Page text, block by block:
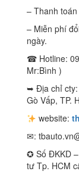
– Thanh
– Miễn phí
ngày.
☎ Hotline:
Mr:Bình )
➥ Địa chỉ cty:
Gò Vấp, TP.
website:
✉:
✪ Số ĐKKD
tư Tp. HCM